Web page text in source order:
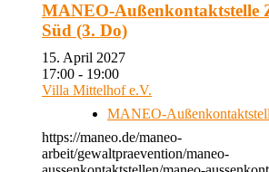
MANEO-Außenkontaktstelle
Süd (3. Do)
15. April 2027
17:00 - 19:00
Villa Mittelhof e.V.
MANEO-
https://maneo.de/maneo-
arbeit/gewaltpraevention/maneo-